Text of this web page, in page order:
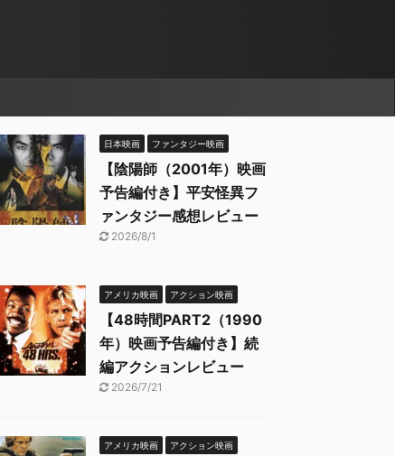
日本映画 ファンタジー映画
【陰陽師（2001年）映画
予告編付き】平安怪異フ
ァンタジー感想レビュー
2026/8/1
アメリカ映画 アクション映画
【48時間PART2（1990
年）映画予告編付き】続
編アクションレビュー
2026/7/21
アメリカ映画 アクション映画